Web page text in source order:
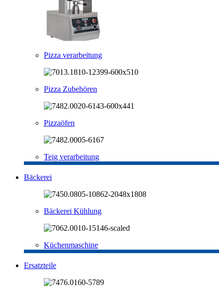
Pizza verarbeitung
Pizza Zubehören
Pizzaöfen
Teig verarbeitung
Bäckerei
Bäckerei Kühlung
Küchenmaschine
Ersatzteile